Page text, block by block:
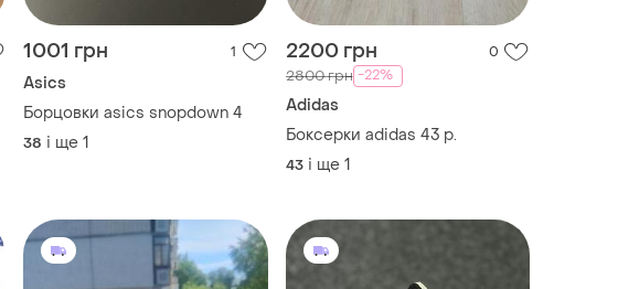
1001 грн 1
Asics
Борцовки asics snopdown 4
38 і ще 1
2200 грн 0
2800 грн -22%
Adidas
Боксерки adidas 43 р.
43 і ще 1